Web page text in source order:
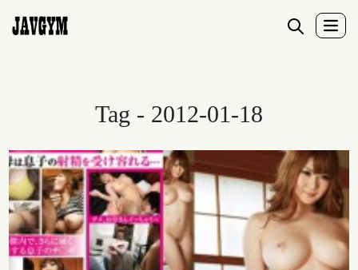
Tag - 2012-01-18